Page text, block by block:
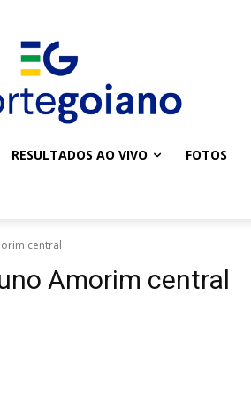
RESULTADOS AO VIVO FOTOS
central
Amorim central